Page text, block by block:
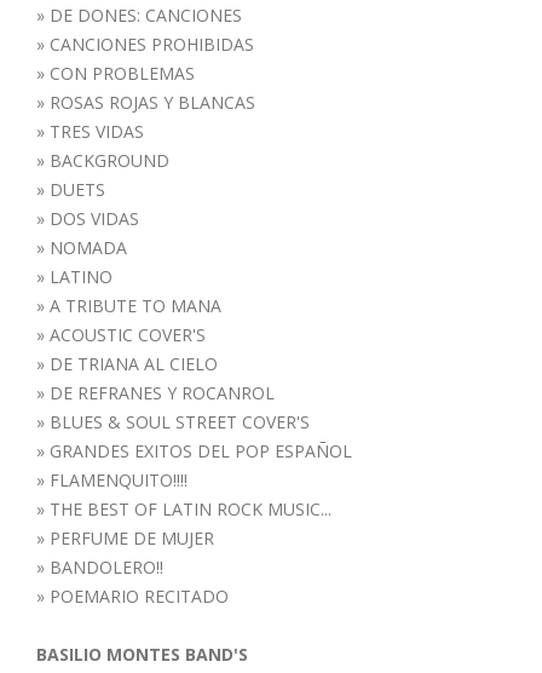
» DE DONES: CANCIONES
» CANCIONES PROHIBIDAS
» CON PROBLEMAS
» ROSAS ROJAS Y BLANCAS
» TRES VIDAS
» BACKGROUND
» DUETS
» DOS VIDAS
» NOMADA
» LATINO
» A TRIBUTE TO MANA
» ACOUSTIC COVER'S
» DE TRIANA AL CIELO
» DE REFRANES Y ROCANROL
» BLUES & SOUL STREET COVER'S
» GRANDES EXITOS DEL POP ESPAÑOL
» FLAMENQUITO!!!!
» THE BEST OF LATIN ROCK MUSIC...
» PERFUME DE MUJER
» BANDOLERO!!
» POEMARIO RECITADO
BASILIO MONTES BAND'S